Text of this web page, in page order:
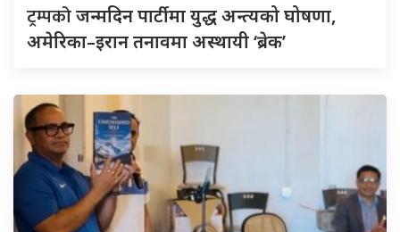
ट्रम्पकोजन्मदिन पार्टीमा युद्ध अन्त्यको घोषणा,
अमेरिका–इरान तनावमा अस्थायी ‘ब्रेक’